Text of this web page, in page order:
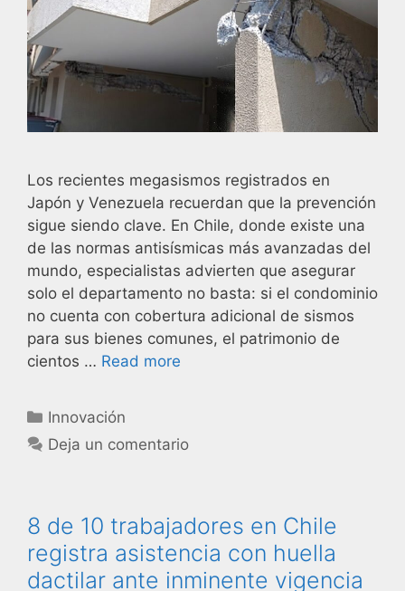
Los recientes megasismos registrados en
Japón y Venezuela recuerdan que la prevención
sigue siendo clave. En Chile, donde existe una
de las normas antisísmicas más avanzadas del
mundo, especialistas advierten que asegurar
solo el departamento no basta: si el condominio
no cuenta con cobertura adicional de sismos
para sus bienes comunes, el patrimonio de
cientos … Read more
Innovación
Deja un comentario
8 de 10 trabajadores en Chile
registra asistencia con huella
dactilar ante inminente vigencia